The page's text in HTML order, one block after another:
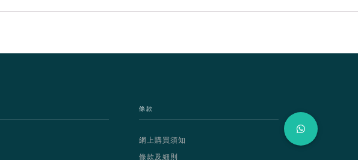
條款
網上購買須知
條款及細則